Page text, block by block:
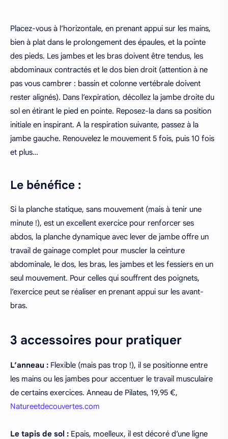
Placez-vous à l’horizontale, en prenant appui sur les mains,
bien à plat dans le prolongement des épaules, et la pointe
des pieds. Les jambes et les bras doivent être tendus, les
abdominaux contractés et le dos bien droit (attention à ne
pas vous cambrer : bassin et colonne vertébrale doivent
rester alignés). Dans l’expiration, décollez la jambe droite du
sol en étirant le pied en pointe. Reposez-la dans sa position
initiale en inspirant. A la respiration suivante, passez à la
jambe gauche. Renouvelez le mouvement 5 fois, puis 10 fois
et plus…
Le bénéfice :
Si la planche statique, sans mouvement (mais à tenir une
minute !), est un excellent exercice pour renforcer ses
abdos, la planche dynamique avec lever de jambe offre un
travail de gainage complet pour muscler la ceinture
abdominale, le dos, les bras, les jambes et les fessiers en un
seul mouvement. Pour celles qui souffrent des poignets,
l’exercice peut se réaliser en prenant appui sur les avant-
bras.
3 accessoires pour pratiquer
L’anneau : Flexible (mais pas trop !), il se positionne entre
les mains ou les jambes pour accentuer le travail musculaire
de certains exercices. Anneau de Pilates, 19,95 €,
Natureetdecouvertes.com
Le tapis de sol : Epais, moelleux, il est décoré d’une ligne